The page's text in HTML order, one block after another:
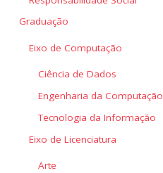
Graduação
Eixo de Computação
Ciência de Dados
Engenharia da Computação
Tecnologia da Informação
Eixo de Licenciatura
Arte